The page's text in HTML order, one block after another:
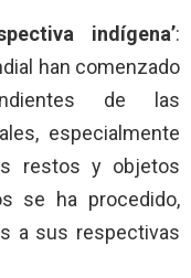
indígena’:
han comenzado
de las
especialmente
restos y objetos
se ha procedido,
a sus respectivas